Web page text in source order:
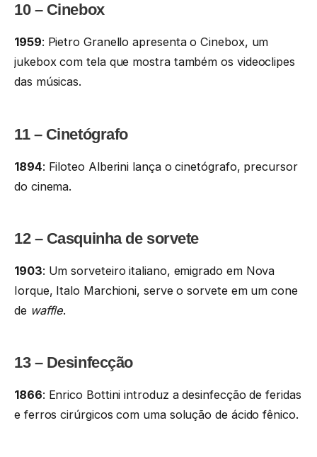
10 – Cinebox
1959: Pietro Granello apresenta o Cinebox, um
jukebox com tela que mostra também os videoclipes
das músicas.
11 – Cinetógrafo
1894: Filoteo Alberini lança o cinetógrafo, precursor
do cinema.
12 – Casquinha de sorvete
1903: Um sorveteiro italiano, emigrado em Nova
Iorque, Italo Marchioni, serve o sorvete em um cone
de waffle.
13 – Desinfecção
1866: Enrico Bottini introduz a desinfecção de feridas
e ferros cirúrgicos com uma solução de ácido fênico.